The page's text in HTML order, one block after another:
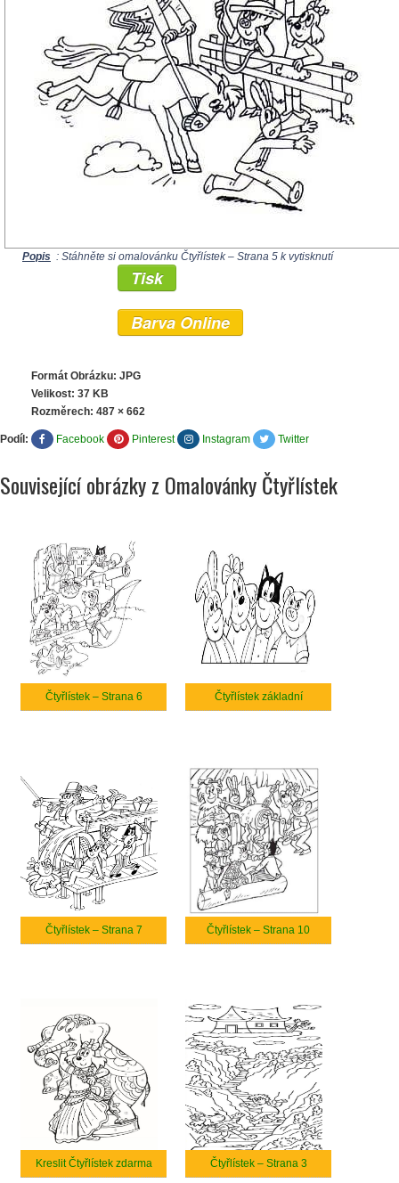
Popis : Stáhněte si omalovánku Čtyřlístek – Strana 5 k vytisknutí
Tisk
Barva Online
Formát Obrázku: JPG
Velikost: 37 KB
Rozměrech: 487 × 662
Podíl: Facebook Pinterest Instagram Twitter
Související obrázky z Omalovánky Čtyřlístek
Čtyřlístek – Strana 6 Čtyřlístek základní
Čtyřlístek – Strana 7 Čtyřlístek – Strana 10
Kreslit Čtyřlístek zdarma Čtyřlístek – Strana 3